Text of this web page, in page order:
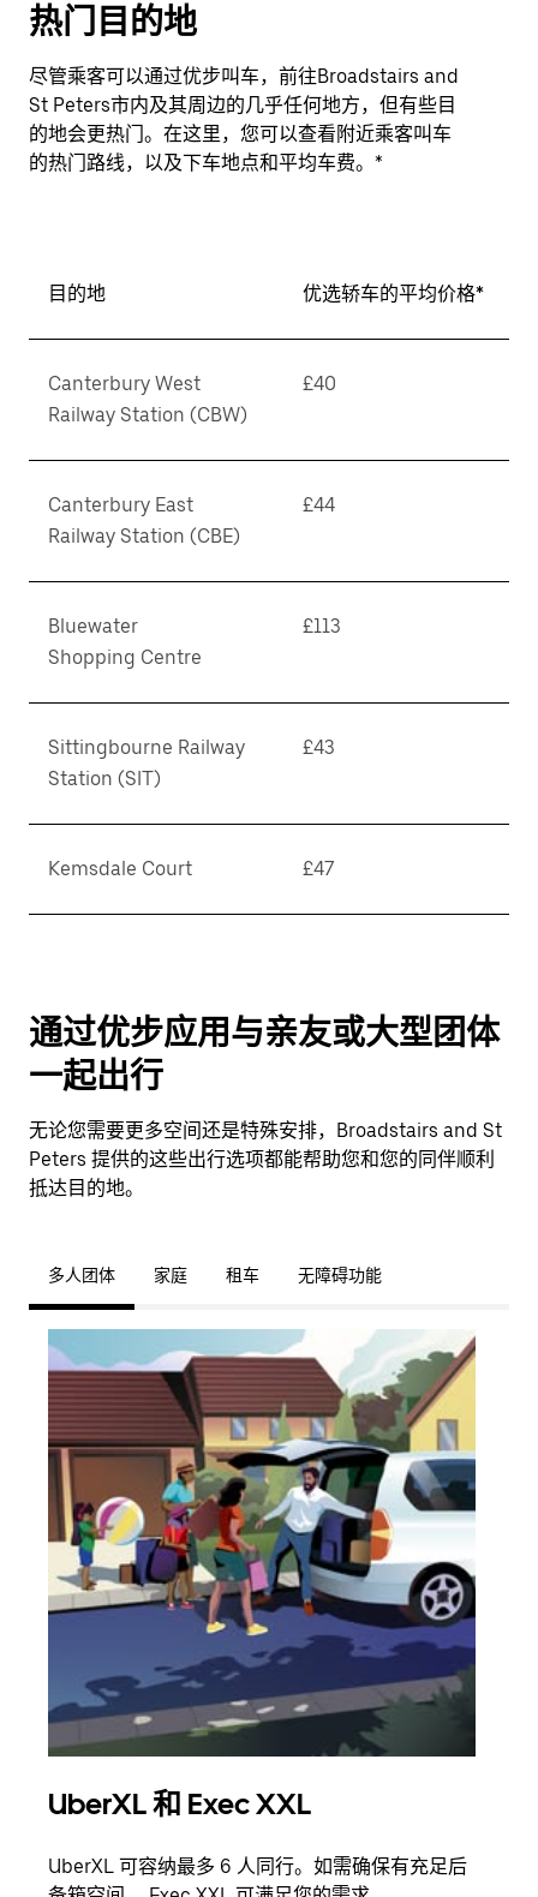
热门目的地
尽管乘客可以通过优步叫车，前往Broadstairs and
St Peters市内及其周边的几乎任何地方，但有些目
的地会更热门。在这里，您可以查看附近乘客叫车
的热门路线，以及下车地点和平均车费。*
目的地 优选轿车的平均价格*
Canterbury West
Railway Station (CBW)
£40
Canterbury East
Railway Station (CBE)
£44
Bluewater
Shopping Centre
£113
Sittingbourne Railway
Station (SIT)
£43
Kemsdale Court £47
通过优步应用与亲友或大型团体
一起出行
无论您需要更多空间还是特殊安排，Broadstairs and St
Peters 提供的这些出行选项都能帮助您和您的同伴顺利
抵达目的地。
多人团体 家庭 租车 无障碍功能
UberXL 和 Exec XXL
UberXL 可容纳最多 6 人同行。如需确保有充足后